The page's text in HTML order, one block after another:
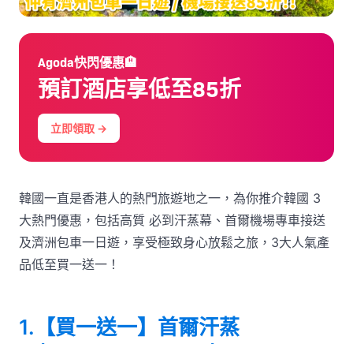
Agoda快閃優惠🏨
預訂酒店享低至85折
立即領取 →
韓國一直是香港人的熱門旅遊地之一，為你推介韓國 3
大熱門優惠，包括高質 必到汗蒸幕、首爾機場專車接送
及濟洲包車一日遊，享受極致身心放鬆之旅，3大人氣產
品低至買一送一！
1.【買一送一】首爾汗蒸